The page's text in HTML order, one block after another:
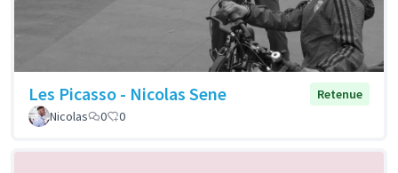
Les Picasso - Nicolas Sene
Retenue
Nicolas
0 0